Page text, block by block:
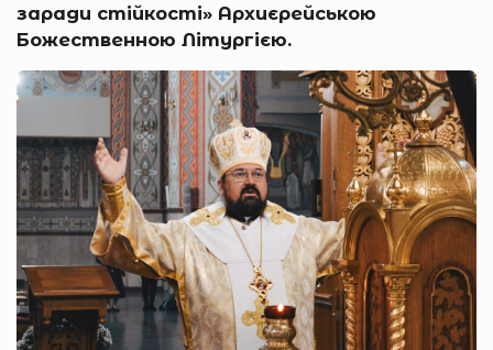
заради стійкості» Архиєрейською
Божественною Літургією.